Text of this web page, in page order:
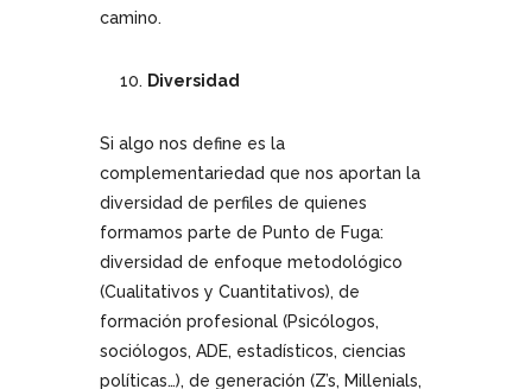
camino.
Diversidad
Si algo nos define es la
complementariedad que nos aportan la
diversidad de perfiles de quienes
formamos parte de Punto de Fuga:
diversidad de enfoque metodológico
(Cualitativos y Cuantitativos), de
formación profesional (Psicólogos,
sociólogos, ADE, estadísticos, ciencias
políticas…), de generación (Z’s, Millenials,